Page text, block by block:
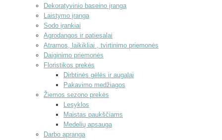
Dekoratyvinio baseino įranga
Laistymo įranga
Sodo įrankiai
Agrodangos ir patiesalai
Atramos, laikikliai , tvirtinimo priemonės
Daiginimo priemonės
Floristikos prekės
Dirbtinės gėlės ir augalai
Pakavimo medžiagos
Žiemos sezono prekės
Lesyklos
Maistas paukščiams
Medelių apsauga
Darbo apranga